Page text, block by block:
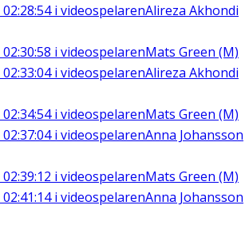
02:28:54i videospelarenAlireza Akhondi
02:30:58 i videospelarenMats Green (M)
02:33:04i videospelarenAlireza Akhondi
02:34:54i videospelarenMats Green (M)
02:37:04i videospelarenAnna Johansson
02:39:12 i videospelarenMats Green (M)
02:41:14i videospelarenAnna Johansson